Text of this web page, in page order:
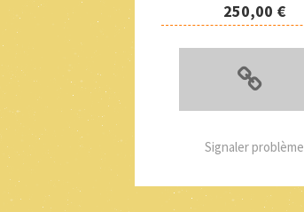
250,00 €
Signaler problème